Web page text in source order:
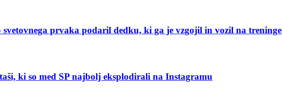
prvaka podaril dedku, ki ga je vzgojil in vozil na treninge
ki so med SP najbolj eksplodirali na Instagramu